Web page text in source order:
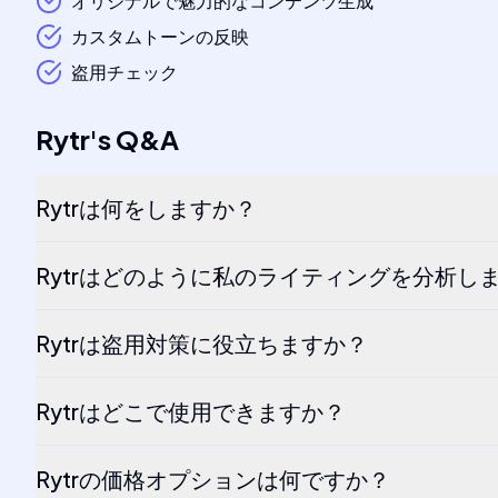
カスタムトーンの反映
盗用チェック
Rytr'sQ&A
Rytrは何をしますか？
Rytrはどのように私のライティングを分析し
Rytrは盗用対策に役立ちますか？
Rytrはどこで使用できますか？
Rytrの価格オプションは何ですか？